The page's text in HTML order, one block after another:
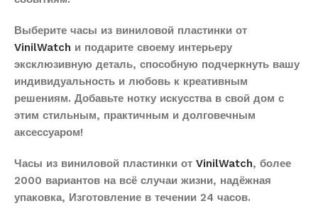
Выберите часы из виниловой пластинки от
VinilWatch и подарите своему интерьеру
эксклюзивную деталь, способную подчеркнуть вашу
индивидуальность и любовь к креативным
решениям. Добавьте нотку искусства в свой дом с
этим стильным, практичным и долговечным
аксессуаром!
Часы из виниловой пластинки от VinilWatch, более
2000 вариантов на всё случаи жизни, надёжная
упаковка, Изготовление в течении 24 часов.